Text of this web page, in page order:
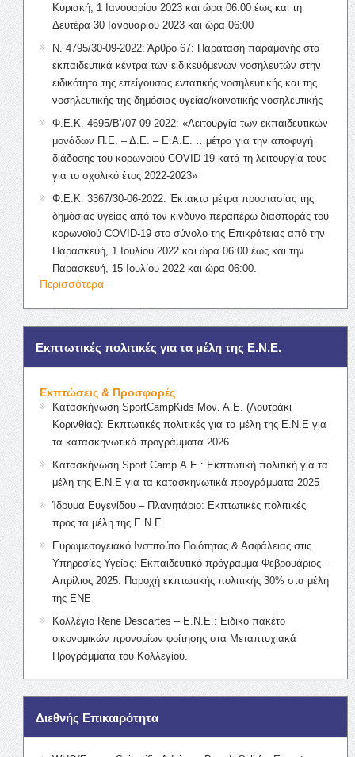
Κυριακή, 1 Ιανουαρίου 2023 και ώρα 06:00 έως και τη
Δευτέρα 30 Ιανουαρίου 2023 και ώρα 06:00
Ν. 4795/30-09-2022: Άρθρο 67: Παράταση παραμονής στα
εκπαιδευτικά κέντρα των ειδικευόμενων νοσηλευτών στην
ειδικότητα της επείγουσας εντατικής νοσηλευτικής και της
νοσηλευτικής της δημόσιας υγείας/κοινοτικής νοσηλευτικής
Φ.Ε.Κ. 4695/Β’/07-09-2022: «Λειτουργία των εκπαιδευτικών
μονάδων Π.Ε. – Δ.Ε. – Ε.Α.Ε. …μέτρα για την αποφυγή
διάδοσης του κορωνοϊού COVID-19 κατά τη λειτουργία τους
για το σχολικό έτος 2022-2023»
Φ.Ε.Κ. 3367/30-06-2022: Έκτακτα μέτρα προστασίας της
δημόσιας υγείας από τον κίνδυνο περαιτέρω διασποράς του
κορωνοϊού COVID-19 στο σύνολο της Επικράτειας από την
Παρασκευή, 1 Ιουλίου 2022 και ώρα 06:00 έως και την
Παρασκευή, 15 Ιουλίου 2022 και ώρα 06:00.
Περισσότερα
Εκπτωτικές πολιτικές για τα μέλη της Ε.Ν.Ε.
Εκπτώσεις & Προσφορές
Κατασκήνωση SportCampKids Μον. Α.Ε. (Λουτράκι
Κορινθίας): Εκπτωτικές πολιτικές για τα μέλη της Ε.Ν.Ε για
τα κατασκηνωτικά προγράμματα 2026
Κατασκήνωση Sport Camp Α.Ε.: Εκπτωτική πολιτική για τα
μέλη της Ε.Ν.Ε για τα κατασκηνωτικά προγράμματα 2025
Ίδρυμα Ευγενίδου – Πλανητάριο: Εκπτωτικές πολιτικές
προς τα μέλη της Ε.Ν.Ε.
Ευρωμεσογειακό Ινστιτούτο Ποιότητας & Ασφάλειας στις
Υπηρεσίες Υγείας: Εκπαιδευτικό πρόγραμμα Φεβρουάριος –
Απρίλιος 2025: Παροχή εκπτωτικής πολιτικής 30% στα μέλη
της ΕΝΕ
Κολλέγιο Rene Descartes – Ε.Ν.Ε.: Ειδικό πακέτο
οικονομικών προνομίων φοίτησης στα Μεταπτυχιακά
Προγράμματα του Κολλεγίου.
Διεθνής Επικαιρότητα